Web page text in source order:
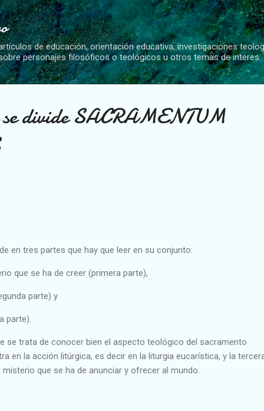
Ir al contenido principal
de educación, orientación educativa, investigaciones
personajes filosóficos o teológicos u otros temas de interes
se divide SACRAMENTUM
en tres partes que hay que leer en su conjunto:
que se ha de creer (primera parte),
parte) y
parte).
se trata de conocer bien el aspecto teológico del sacramento
en la acción litúrgica, es decir en la liturgia eucarística, y la
que se ha de anunciar y ofrecer al mundo.